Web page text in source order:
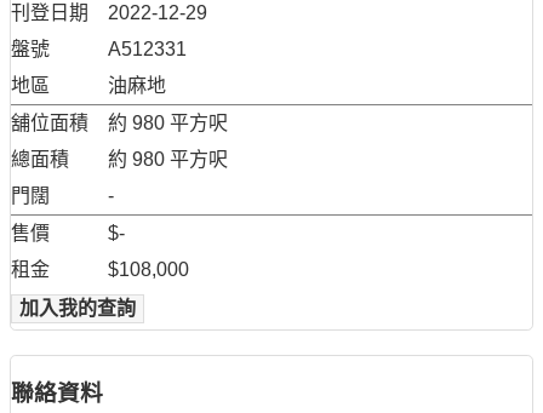
刊登日期
2022-12-29
盤號
A512331
地區
油麻地
舖位面積
約 980 平方呎
總面積
約 980 平方呎
門闊
-
售價
$-
租金
$108,000
加入我的查詢
聯絡資料